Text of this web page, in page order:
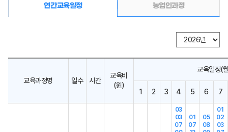
연간교육일정 농업인과정
교육과정명 일수 시간
교육비
(원)
교육일정(
1 2 3 4 5 6 7
03
03
07
01
07
05
08
01
02
03